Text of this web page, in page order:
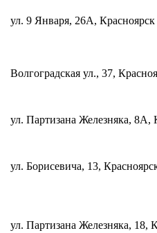
ул. 9 Января, 26А, Красноярск
Волгоградская ул., 37,
ул. Партизана Железняка, 8А,
ул. Борисевича, 13,
ул. Партизана Железняка, 18,